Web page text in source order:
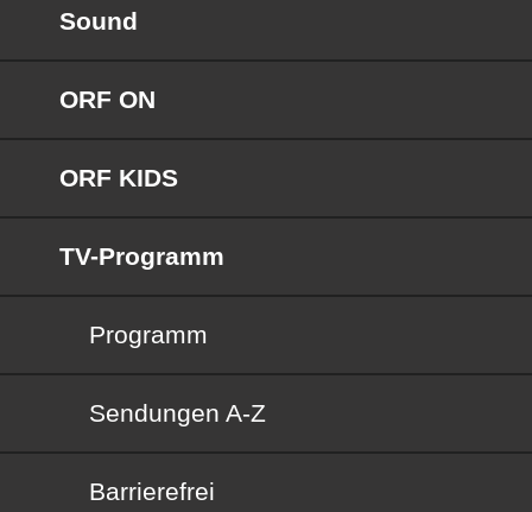
Sound
ORF ON
ORF KIDS
TV-Programm
Programm
Sendungen von A bis Z
Sendungen A-Z
Barrierefrei
Barrierefrei